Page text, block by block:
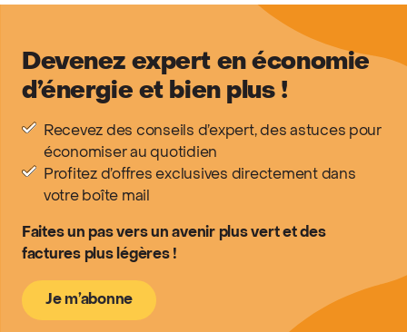
Devenez expert en économie
d’énergie et bien plus !
Recevez des conseils d’expert, des astuces pour
économiser au quotidien
Profitez d’offres exclusives directement dans
votre boîte mail
Faites un pas vers un avenir plus vert et des
factures plus légères !
Je m’abonne